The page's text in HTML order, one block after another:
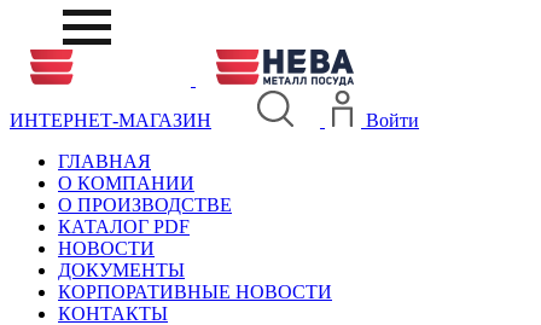
ИНТЕРНЕТ-МАГАЗИН
Войти
ГЛАВНАЯ
О КОМПАНИИ
О ПРОИЗВОДСТВЕ
КАТАЛОГ PDF
НОВОСТИ
ДОКУМЕНТЫ
КОРПОРАТИВНЫЕ НОВОСТИ
КОНТАКТЫ